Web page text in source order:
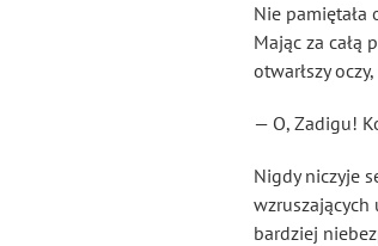
Nie pamiętała
Mając za
otwarłszy
— O, Zadigu!
Nigdy niczyje
wzruszających
bardziej